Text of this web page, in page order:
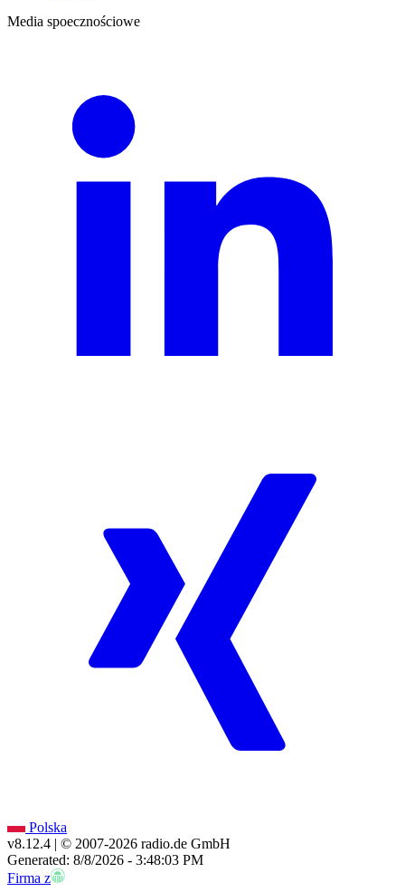
Media spoecznościowe
Polska
v8.12.4 | © 2007-2026 radio.de GmbH
Generated: 8/8/2026 - 3:48:03 PM
Firma z